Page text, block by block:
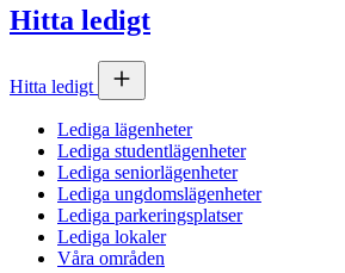
Hitta ledigt
Hitta ledigt
Lediga lägenheter
Lediga studentlägenheter
Lediga seniorlägenheter
Lediga ungdomslägenheter
Lediga parkeringsplatser
Lediga lokaler
Våra områden